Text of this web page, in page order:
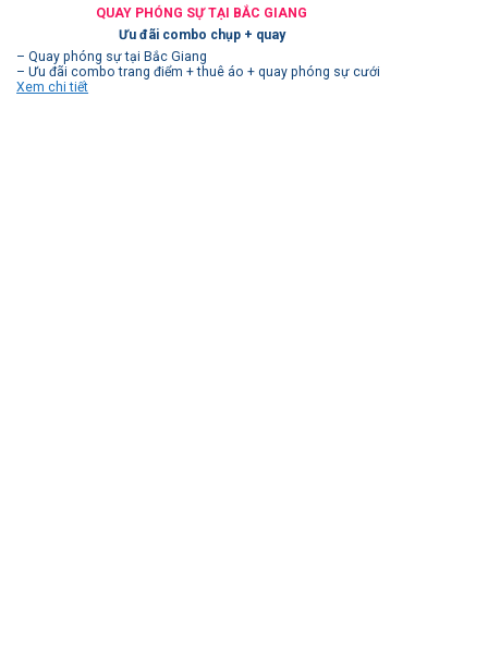
QUAY PHÓNG SỰ TẠI BẮC GIANG
Ưu đãi combo chụp + quay
– Quay phóng sự tại Bắc Giang
– Ưu đãi combo trang điểm + thuê áo + quay phóng sự cưới
Xem chi tiết